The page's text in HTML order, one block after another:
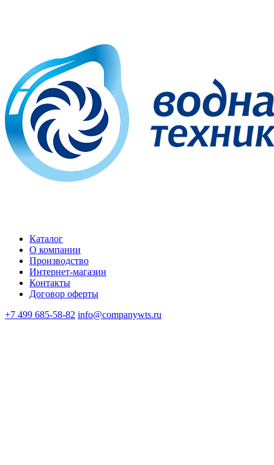
Каталог
О компании
Производство
Интернет-магазин
Контакты
Договор оферты
+7 499 685-58-82 info@companywts.ru